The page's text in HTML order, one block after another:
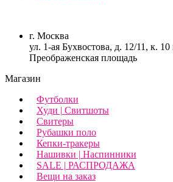
г. Москва
ул. 1-ая Бухвостова, д. 12/11, к. 10
Преображенская площадь
Магазин
Футболки
Худи | Свитшоты
Свитеры
Рубашки поло
Кепки-тракеры
Нашивки | Наспинники
SALE | РАСПРОДАЖА
Вещи на заказ